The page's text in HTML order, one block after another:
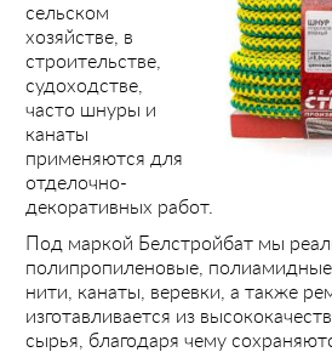
сельском
хозяйстве, в
строительстве,
судоходстве,
часто шнуры и
канаты
применяются для
отделочно-
декоративных работ.
Под маркой Белстройбат мы
полипропиленовые,
нити, канаты, веревки, а также
изготавливается из
сырья, благодаря чему